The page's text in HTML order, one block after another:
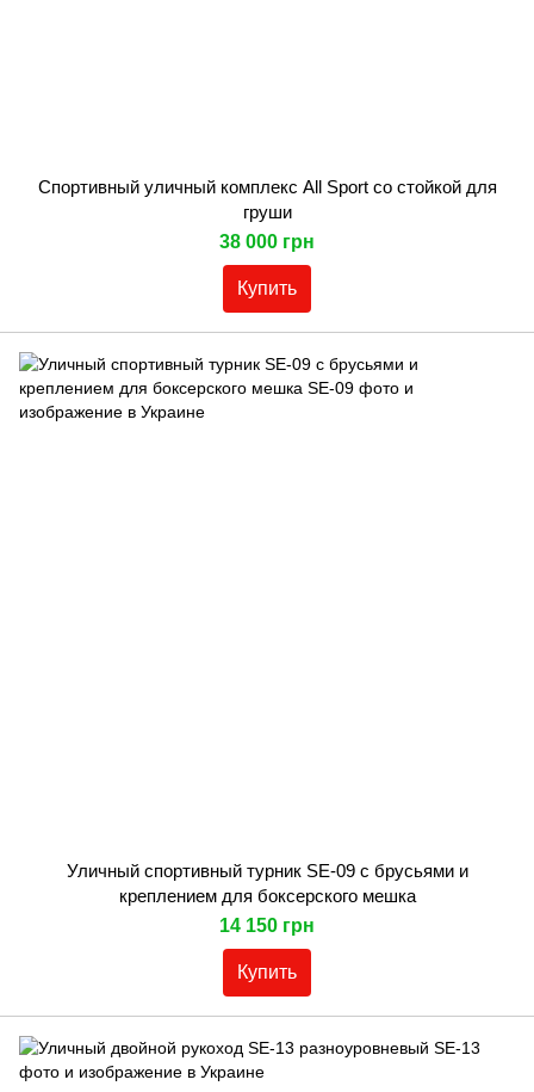
Спортивный уличный комплекс All Sport со стойкой для
груши
38 000 грн
Купить
Уличный спортивный турник SE-09 с брусьями и
креплением для боксерского мешка
14 150 грн
Купить